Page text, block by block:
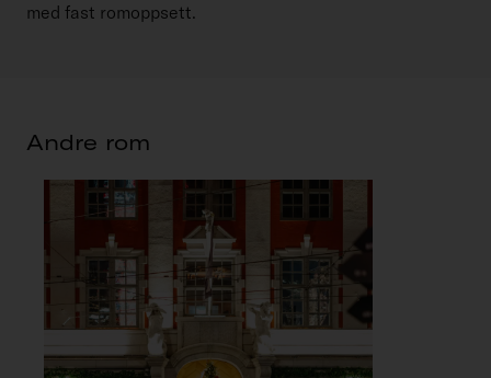
med fast romoppsett.
Andre rom